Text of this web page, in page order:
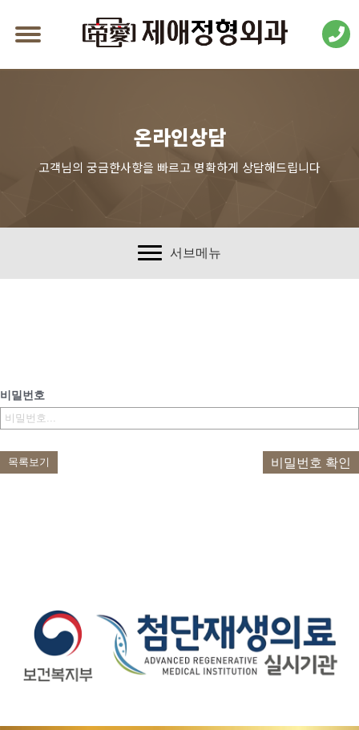
온라인상담
고객님의 궁금한사항을 빠르고 명확하게 상담해드립니다
서브메뉴
비밀번호
목록보기 비밀번호 확인